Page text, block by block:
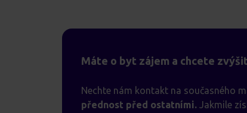
Máte o byt zájem a chcete
Nechte nám kontakt na současného
přednost před ostatními. Jakmile